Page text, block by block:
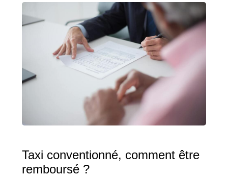
Taxi conventionné, comment être
remboursé ?